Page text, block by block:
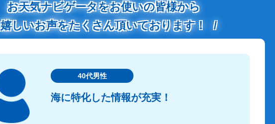
お天気ナビゲータをお使いの皆様から
嬉しいお声をたくさん頂いております！
40代男性
海に特化した情報が充実！